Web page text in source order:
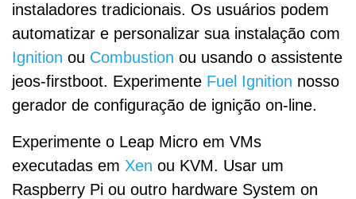
instaladores tradicionais. Os usuários podem
automatizar e personalizar sua instalação com
Ignition ou Combustion ou usando o assistente
jeos-firstboot. Experimente Fuel Ignition nosso
gerador de configuração de ignição on-line.
Experimente o Leap Micro em VMs
executadas em Xen ou KVM. Usar um
Raspberry Pi ou outro hardware System on